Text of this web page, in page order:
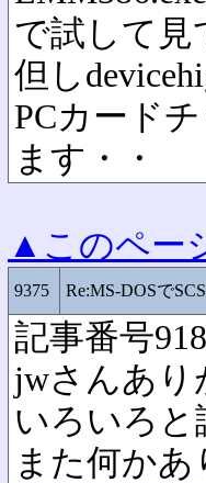
で試して見
但し
PCカード
ます・・
▲このペー
9375 Re:MS-DOSで
記事番号
jwさんあり
いろいろと
また何か